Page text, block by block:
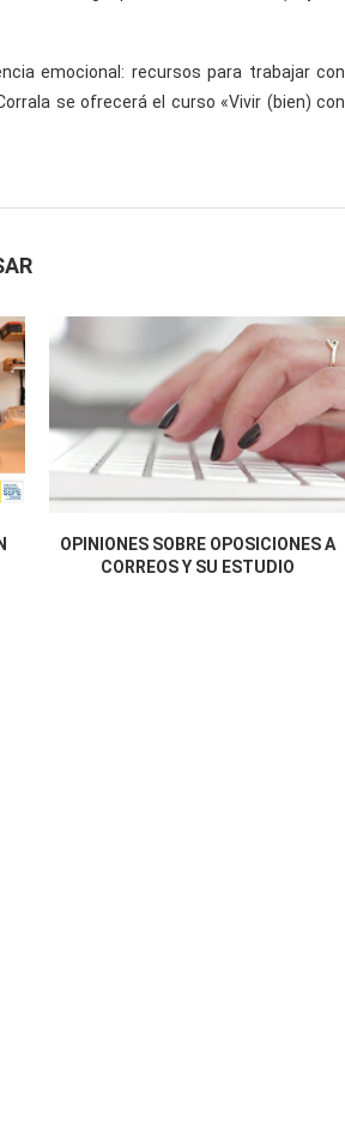
emocional: recursos para trabajar con
se ofrecerá el curso «Vivir (bien) con
OPINIONES SOBRE OPOSICIONES A
CORREOS Y SU ESTUDIO